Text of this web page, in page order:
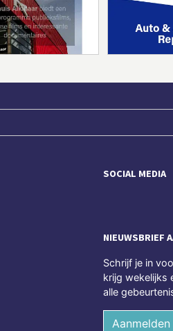
SOCIAL MEDIA
NIEUWSBRIEF
Schrijf je in
krijg wekelijks
alle
Aanmelden